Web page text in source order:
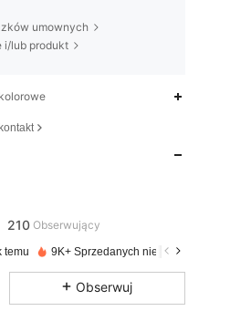
umownych
i/lub produkt
210 Obserwujący
temu 9K+ Sprzedanych niedawno
Obserwuj